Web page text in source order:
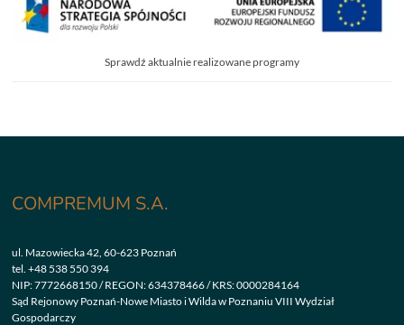
Sprawdź aktualnie realizowane programy
COMPREMUM S.A.
ul. Mazowiecka 42, 60-623 Poznań
tel.+48 538 550 394
NIP: 7772668150 / REGON: 634378466 / KRS: 0000284164
Sąd Rejonowy Poznań-Nowe Miasto i Wilda w Poznaniu VIII Wydział
Gospodarczy